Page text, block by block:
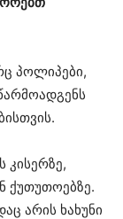
პოლიპები,
კისერზე,
ქუთუთოებზე.
არის ხახუნი